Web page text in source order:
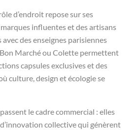
d’endroit repose sur ses
influentes et des artisans
avec des enseignes parisiennes
Marché ou Colette permettent
capsules exclusives et des
culture, design et écologie se
le cadre commercial : elles
collective qui génèrent